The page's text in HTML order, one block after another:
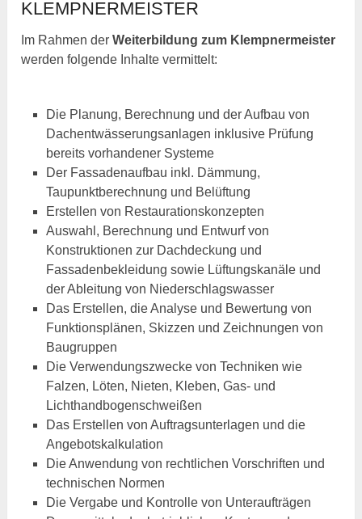
KLEMPNERMEISTER
Im Rahmen derWeiterbildung zum Klempnermeister
werden folgende Inhalte vermittelt:
Die Planung, Berechnung und der Aufbau von
Dachentwässerungsanlagen inklusive Prüfung
bereits vorhandener Systeme
Der Fassadenaufbau inkl. Dämmung,
Taupunktberechnung und Belüftung
Erstellen von Restaurationskonzepten
Auswahl, Berechnung und Entwurf von
Konstruktionen zur Dachdeckung und
Fassadenbekleidung sowie Lüftungskanäle und
der Ableitung von Niederschlagswasser
Das Erstellen, die Analyse und Bewertung von
Funktionsplänen, Skizzen und Zeichnungen von
Baugruppen
Die Verwendungszwecke von Techniken wie
Falzen, Löten, Nieten, Kleben, Gas- und
Lichthandbogenschweißen
Das Erstellen von Auftragsunterlagen und die
Angebotskalkulation
Die Anwendung von rechtlichen Vorschriften und
technischen Normen
Die Vergabe und Kontrolle von Unteraufträgen